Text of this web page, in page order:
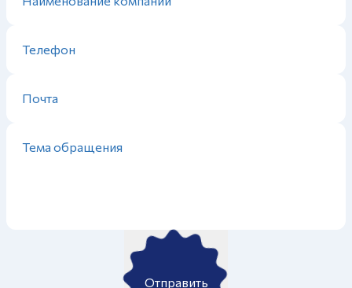
Отправить